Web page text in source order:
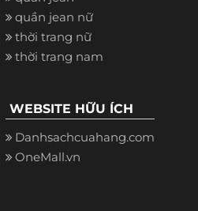
quần jean nữ
thời trang nữ
thời trang nam
WEBSITE HỮU ÍCH
Danhsachcuahang.com
OneMall.vn